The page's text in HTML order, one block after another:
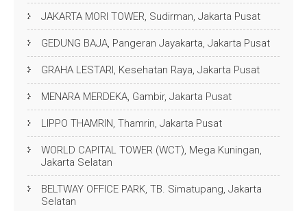
JAKARTA MORI TOWER, Sudirman, Jakarta Pusat
GEDUNG BAJA, Pangeran Jayakarta, Jakarta Pusat
GRAHA LESTARI, Kesehatan Raya, Jakarta Pusat
MENARA MERDEKA, Gambir, Jakarta Pusat
LIPPO THAMRIN, Thamrin, Jakarta Pusat
WORLD CAPITAL TOWER (WCT), Mega Kuningan,
Jakarta Selatan
BELTWAY OFFICE PARK, TB. Simatupang, Jakarta
Selatan